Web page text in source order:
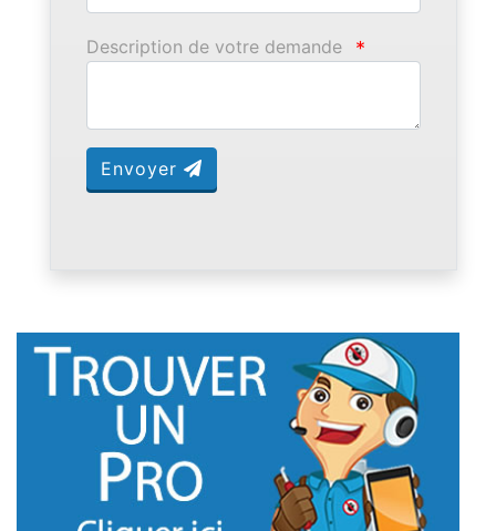
Description de votre demande *
Envoyer